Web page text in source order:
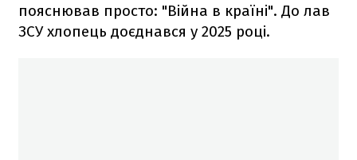
пояснював просто: "Війна в країні". До лав
ЗСУ хлопець доєднався у 2025 році.